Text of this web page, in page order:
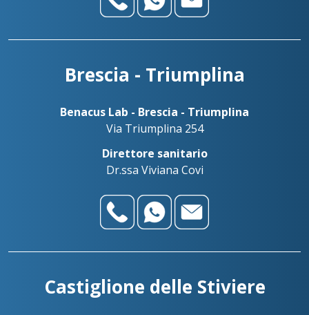
Benacus Lab - Palazzolo - Via Firenze 103
salo@benacuslab.com
+393783042989
+393517517096
Brescia - Triumplina
Benacus Lab - Brescia - Triumplina
Via Triumplina 254
Direttore sanitario
Dr.ssa Viviana Covi
Castiglione delle Stiviere